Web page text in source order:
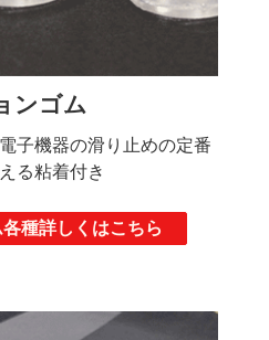
ンゴム
子機器の滑り止めの定番
る粘着付き
種詳しくはこちら